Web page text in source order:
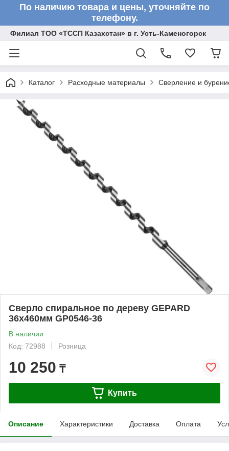
По наличию товара и цены, уточняйте по
телефону.
Филиал ТОО «ТССП Казахстан» в г. Усть-Каменогорск
Каталог Расходные материалы Сверление и
Сверло спиральное по дереву GEPARD
36x460мм GP0546-36
В наличии
Код: 72988
Розница
10 250 ₸
Купить
Описание Характеристики Доставка Оплата